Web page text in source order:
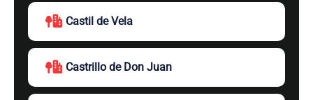
Castil de Vela
Castrillo de Don Juan